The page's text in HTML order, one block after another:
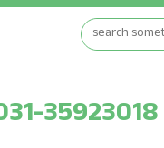
35923018